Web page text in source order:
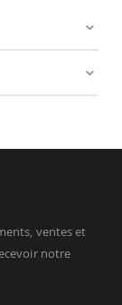
ventes et
notre